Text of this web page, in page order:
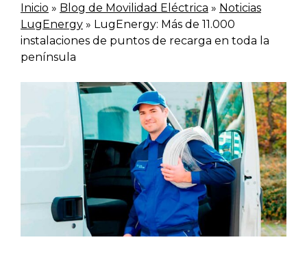
Inicio » Blog de Movilidad Eléctrica » Noticias
LugEnergy » LugEnergy: Más de 11.000
instalaciones de puntos de recarga en toda la
península